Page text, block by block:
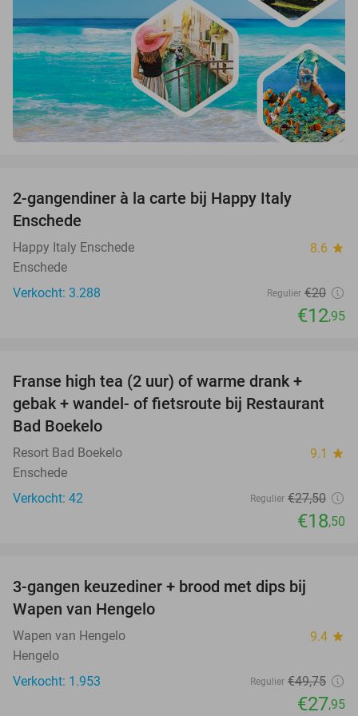
2-gangendiner à la carte bij Happy Italy
Enschede
Happy Italy Enschede 8.6 star
Enschede
Verkocht: 3.288
Regulier €20
€12,95
Franse high tea (2 uur) of warme drank +
gebak + wandel- of fietsroute bij Restaurant
Bad Boekelo
Resort Bad Boekelo 9.1 star
Enschede
Verkocht: 42
Regulier €27,50
€18,50
3-gangen keuzediner + brood met dips bij
Wapen van Hengelo
Wapen van Hengelo 9.4 star
Hengelo
Verkocht: 1.953
Regulier €49,75
€27,95